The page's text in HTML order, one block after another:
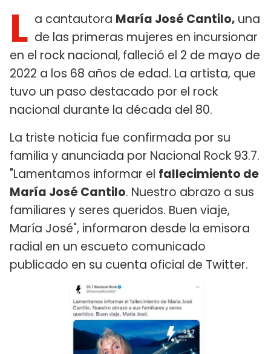
L a cantautora María José Cantilo, una
de las primeras mujeres en incursionar
en el rock nacional, falleció el 2 de mayo de
2022 a los 68 años de edad. La artista, que
tuvo un paso destacado por el rock
nacional durante la década del 80.
La triste noticia fue confirmada por su
familia y anunciada por Nacional Rock 93.7.
"Lamentamos informar el fallecimiento de
María José Cantilo. Nuestro abrazo a sus
familiares y seres queridos. Buen viaje,
María José", informaron desde la emisora
radial en un escueto comunicado
publicado en su cuenta oficial de Twitter.